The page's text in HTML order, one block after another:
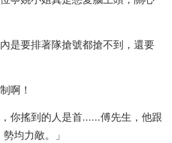
啊！
均力敵。」